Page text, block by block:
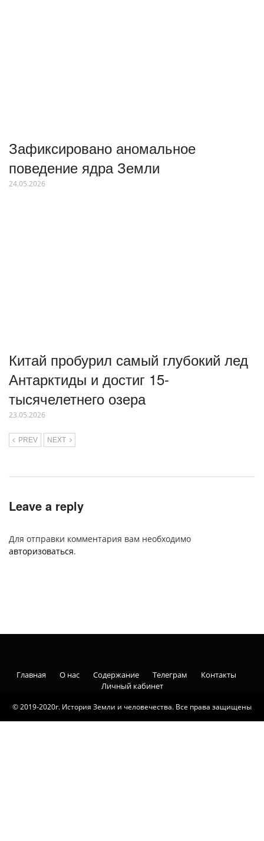
Зафиксировано аномальное
поведение ядра Земли
24.05.2026
Китай пробурил самый глубокий лед
Антарктиды и достиг 15-
тысячелетнего озера
23.05.2026
PREV NEXT
Leave a reply
Для отправки комментария вам необходимо
авторизоваться.
© 2019-2020г. История Земли и человечества. Все права защищены
Главная О нас Содержание Телеграм
Контакты
Личный кабинет